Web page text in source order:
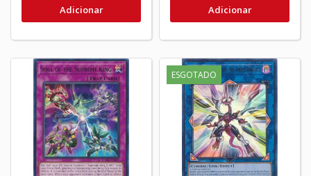
Adicionar Adicionar
ESGOTADO